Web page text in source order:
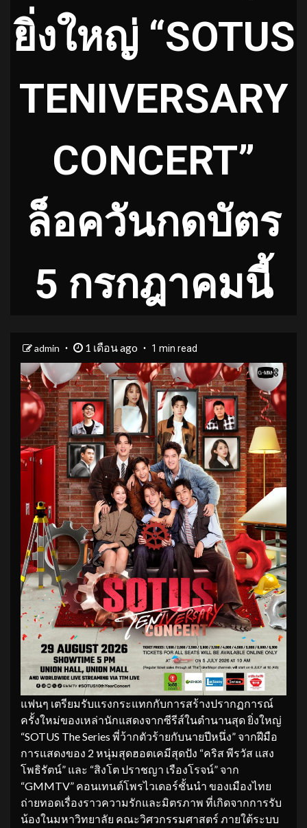
ยิ่งใหญ่ “SOTUS
TENIVERSARY
CONCERT”
ล็อควันกดบัตร
5 กรกฎาคมนี้
admin 1 เดือน ago 1 min read
แฟนๆ เตรียมรับแรงกระแทกกับการสร้างปรากฏการณ์
ครั้งใหม่ของเหล่านักแสดงจากซีรีส์ในตำนานสุด ยิ่งใหญ่
“SOTUS The Series พี่ว้ากตัวร้ายกับนายปีหนึ่ง” จากฝีมือ
การแสดงของ 2 หนุ่มสุดฮอตเคมีสุดปัง “คริส พีรวัส แสง
โพธิรัตน์” และ “สิงโต ปราชญา เรืองโรจน์” จาก
“GMMTV” คอนเทนต์โพรไวเดอร์ชั้นนำ ของเมืองไทย
ถ่ายทอดเรื่องราวความรักและมิตรภาพ ที่เกิดจากการรับ
น้องในมหาวิทยาลัย คณะวิศวกรรมศาสตร์ ภายใต้ระบบ